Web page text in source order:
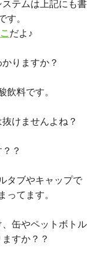
テムは上記にも書
す。
だよ♪
りますか？
飲料です。
けませんよね？
？
タブやキャップで
ってます。
缶やペットボトル
すか？？